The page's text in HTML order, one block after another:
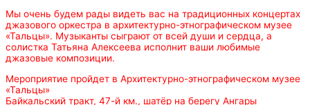
Мы очень будем рады видеть вас на традиционных концертах
джазового оркестра в архитектурно-этнографическом музее
«Тальцы». Музыканты сыграют от всей души и сердца, а
солистка Татьяна Алексеева исполнит ваши любимые
джазовые композиции.
Мероприятие пройдет в Архитектурно-этнографическом музее
«Тальцы»
Байкальский тракт, 47-й км., шатёр на берегу Ангары